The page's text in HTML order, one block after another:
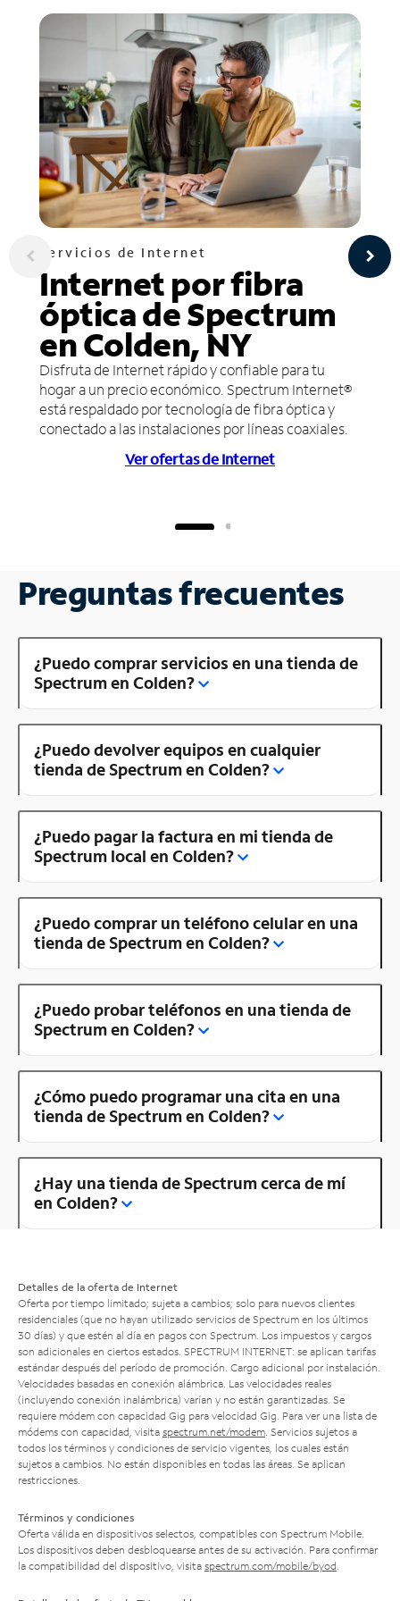
Servicios de Internet
Internet por fibra
óptica de Spectrum
en Colden, NY
Disfruta de Internet rápido y confiable para tu
hogar a un precio económico. Spectrum Internet®
está respaldado por tecnología de fibra óptica y
conectado a las instalaciones por líneas coaxiales.
Ver ofertas de Internet
Preguntas frecuentes
¿Puedo comprar servicios en una tienda de
Spectrum en Colden?
¿Puedo devolver equipos en cualquier
tienda de Spectrum en Colden?
¿Puedo pagar la factura en mi tienda de
Spectrum local en Colden?
¿Puedo comprar un teléfono celular en una
tienda de Spectrum en Colden?
¿Puedo probar teléfonos en una tienda de
Spectrum en Colden?
¿Cómo puedo programar una cita en una
tienda de Spectrum en Colden?
¿Hay una tienda de Spectrum cerca de mí
en Colden?
Detalles de la oferta de Internet
Oferta por tiempo limitado; sujeta a cambios; solo para nuevos clientes
residenciales (que no hayan utilizado servicios de Spectrum en los últimos
30 días) y que estén al día en pagos con Spectrum. Los impuestos y cargos
son adicionales en ciertos estados. SPECTRUM INTERNET: se aplican tarifas
estándar después del período de promoción. Cargo adicional por instalación.
Velocidades basadas en conexión alámbrica. Las velocidades reales
(incluyendo conexión inalámbrica) varían y no están garantizadas. Se
requiere módem con capacidad Gig para velocidad Gig. Para ver una lista de
módems con capacidad, visita spectrum.net/modem . Servicios sujetos a
todos los términos y condiciones de servicio vigentes, los cuales están
sujetos a cambios. No están disponibles en todas las áreas. Se aplican
restricciones.
Términos y condiciones
Oferta válida en dispositivos selectos, compatibles con Spectrum Mobile.
Los dispositivos deben desbloquearse antes de su activación. Para confirmar
la compatibilidad del dispositivo, visita spectrum.com/mobile/byod